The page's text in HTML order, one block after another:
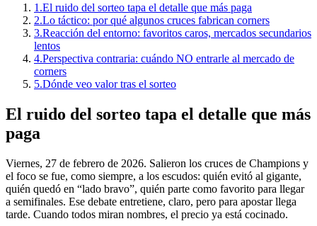
1.El ruido del sorteo tapa el detalle que más paga
2.Lo táctico: por qué algunos cruces fabrican corners
3.Reacción del entorno: favoritos caros, mercados secundarios
lentos
4.Perspectiva contraria: cuándo NO entrarle al mercado de
corners
5.Dónde veo valor tras el sorteo
El ruido del sorteo tapa el detalle que más
paga
Viernes, 27 de febrero de 2026. Salieron los cruces de Champions y
el foco se fue, como siempre, a los escudos: quién evitó al gigante,
quién quedó en “lado bravo”, quién parte como favorito para llegar
a semifinales. Ese debate entretiene, claro, pero para apostar llega
tarde. Cuando todos miran nombres, el precio ya está cocinado.